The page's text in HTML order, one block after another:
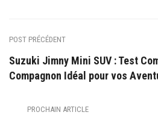
POST PRÉCÉDENT
Suzuki Jimny Mini SUV : Test
Compagnon Idéal pour vos
PROCHAIN ARTICLE